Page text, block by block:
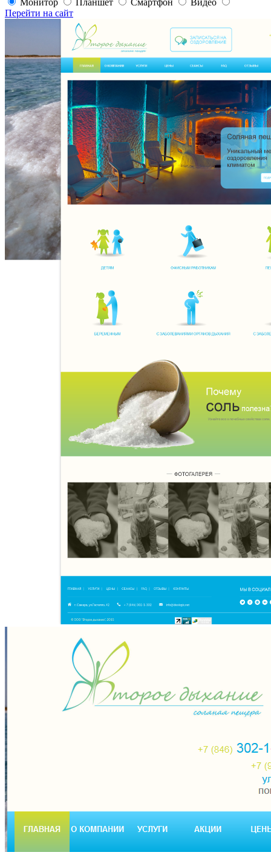
Монитор Планшет Смартфон
Видео
Перейти на сайт